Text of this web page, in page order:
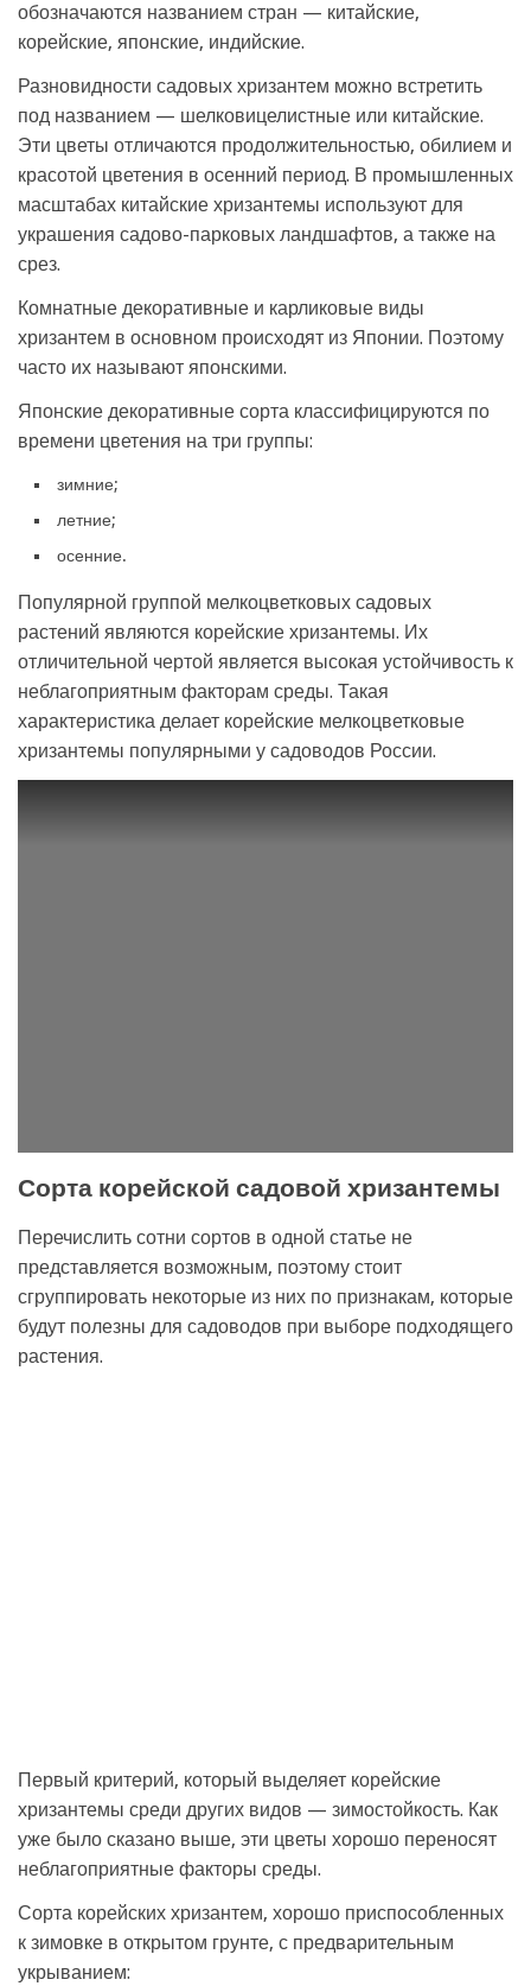
обозначаются названием стран — китайские,
корейские, японские, индийские.
Разновидности садовых хризантем можно встретить
под названием — шелковицелистные или китайские.
Эти цветы отличаются продолжительностью, обилием и
красотой цветения в осенний период. В промышленных
масштабах китайские хризантемы используют для
украшения садово-парковых ландшафтов, а также на
срез.
Комнатные декоративные и карликовые виды
хризантем в основном происходят из Японии. Поэтому
часто их называют японскими.
Японские декоративные сорта классифицируются по
времени цветения на три группы:
зимние;
летние;
осенние.
Популярной группой мелкоцветковых садовых
растений являются корейские хризантемы. Их
отличительной чертой является высокая устойчивость к
неблагоприятным факторам среды. Такая
характеристика делает корейские мелкоцветковые
хризантемы популярными у садоводов России.
Сорта корейской садовой хризантемы
Перечислить сотни сортов в одной статье не
представляется возможным, поэтому стоит
сгруппировать некоторые из них по признакам, которые
будут полезны для садоводов при выборе подходящего
растения.
Первый критерий, который выделяет корейские
хризантемы среди других видов — зимостойкость. Как
уже было сказано выше, эти цветы хорошо переносят
неблагоприятные факторы среды.
Сорта корейских хризантем, хорошо приспособленных
к зимовке в открытом грунте, с предварительным
укрыванием: